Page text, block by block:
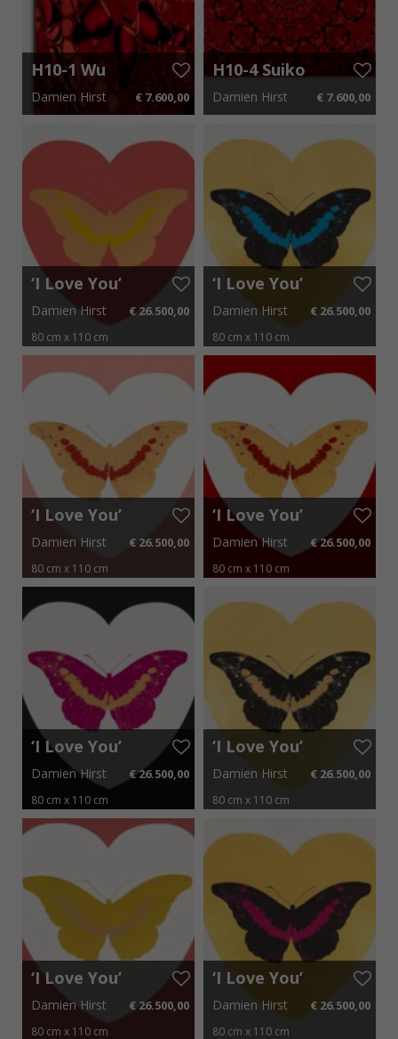
H10-1 Wu
Zetian
Damien Hirst € 7.600,00
H10-4 Suiko
Damien Hirst € 7.600,00
‘I Love You’
Oriental
Gold Cool
Gold 2015
Damien Hirst € 26.500,00
80 cm x 110 cm
€ 397,50 p.m.
‘I Love You’
Black
Turquoise
2015
Damien Hirst € 26.500,00
80 cm x 110 cm
€ 397,50 p.m.
‘I Love You’
Cool Gold
Poppy Red
2015
Damien Hirst € 26.500,00
80 cm x 110 cm
€ 397,50 p.m.
‘I Love You’
White Red
Cool Gold
Poppy Red
2015
Damien Hirst € 26.500,00
80 cm x 110 cm
‘I Love You’
White Black
Fuchsia Cool
Gold 2015
Damien Hirst € 26.500,00
80 cm x 110 cm
€ 397,50 p.m.
‘I Love You’
Black Cool
Gold 2015
Damien Hirst € 26.500,00
80 cm x 110 cm
‘I Love You’
Oriental
Gold Cool
Damien Hirst € 26.500,00
80 cm x 110 cm
‘I Love You’
Black
Fuchsia 2015
Damien Hirst € 26.500,00
80 cm x 110 cm